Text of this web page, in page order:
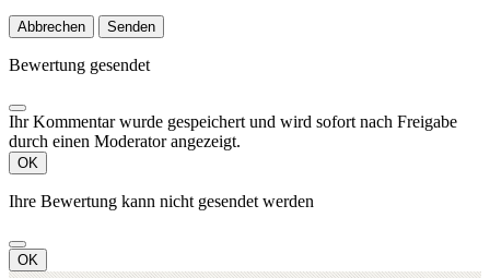
Abbrechen Senden
Bewertung gesendet
Ihr Kommentar wurde gespeichert und wird sofort nach Freigabe
durch einen Moderator angezeigt.
OK
Ihre Bewertung kann nicht gesendet werden
OK